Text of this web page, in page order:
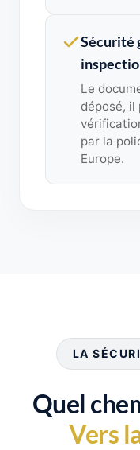
Sécurité
Le
déposé,
par la
Europe.
LA
Quel
Vers